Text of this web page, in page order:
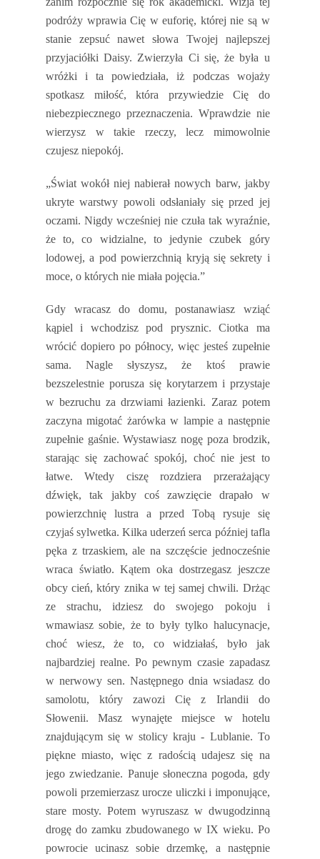
podróży wprawia Cię w euforię, której nie są w
stanie zepsuć nawet słowa Twojej najlepszej
przyjaciółki Daisy. Zwierzyła Ci się, że była u
wróżki i ta powiedziała, iż podczas wojaży
spotkasz miłość, która przywiedzie Cię do
niebezpiecznego przeznaczenia. Wprawdzie nie
wierzysz w takie rzeczy, lecz mimowolnie
czujesz niepokój.
„Świat wokół niej nabierał nowych barw, jakby
ukryte warstwy powoli odsłaniały się przed jej
oczami. Nigdy wcześniej nie czuła tak wyraźnie,
że to, co widzialne, to jedynie czubek góry
lodowej, a pod powierzchnią kryją się sekrety i
moce, o których nie miała pojęcia.”
Gdy wracasz do domu, postanawiasz wziąć
kąpiel i wchodzisz pod prysznic. Ciotka ma
wrócić dopiero po północy, więc jesteś zupełnie
sama. Nagle słyszysz, że ktoś prawie
bezszelestnie porusza się korytarzem i przystaje
w bezruchu za drzwiami łazienki. Zaraz potem
zaczyna migotać żarówka w lampie a następnie
zupełnie gaśnie. Wystawiasz nogę poza brodzik,
starając się zachować spokój, choć nie jest to
łatwe. Wtedy ciszę rozdziera przerażający
dźwięk, tak jakby coś zawzięcie drapało w
powierzchnię lustra a przed Tobą rysuje się
czyjaś sylwetka. Kilka uderzeń serca później tafla
pęka z trzaskiem, ale na szczęście jednocześnie
wraca światło. Kątem oka dostrzegasz jeszcze
obcy cień, który znika w tej samej chwili. Drżąc
ze strachu, idziesz do swojego pokoju i
wmawiasz sobie, że to były tylko halucynacje,
choć wiesz, że to, co widziałaś, było jak
najbardziej realne. Po pewnym czasie zapadasz
w nerwowy sen. Następnego dnia wsiadasz do
samolotu, który zawozi Cię z Irlandii do
Słowenii. Masz wynajęte miejsce w hotelu
znajdującym się w stolicy kraju - Lublanie. To
piękne miasto, więc z radością udajesz się na
jego zwiedzanie. Panuje słoneczna pogoda, gdy
powoli przemierzasz urocze uliczki i imponujące,
stare mosty. Potem wyruszasz w dwugodzinną
drogę do zamku zbudowanego w IX wieku. Po
powrocie ucinasz sobie drzemkę, a następnie